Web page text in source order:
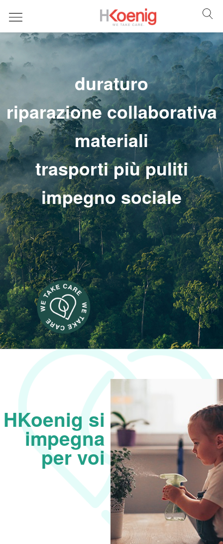
duraturo
riparazione collaborativa
materiali
trasporti più puliti
impegno sociale
HKoenig si
impegna
per voi